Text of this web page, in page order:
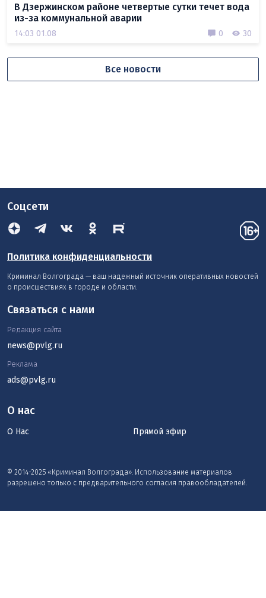
В Дзержинском районе четвертые сутки течет вода
из-за коммунальной аварии
14:03 01.08 0 30
Все новости
Соцсети
Политика конфиденциальности
Криминал Волгограда — ваш надежный источник оперативных новостей
о происшествиях в городе и области.
О нас
О Нас Прямой эфир
© 2014-2025 «Криминал Волгограда». Использование материалов
разрешено только с предварительного согласия правообладателей.
Связаться с нами
Редакция сайта
news@pvlg.ru
Реклама
ads@pvlg.ru